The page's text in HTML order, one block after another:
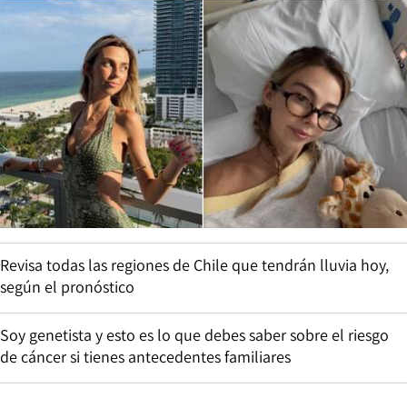
Revisa todas las regiones de Chile que tendrán lluvia hoy,
según el pronóstico
Soy genetista y esto es lo que debes saber sobre el riesgo
de cáncer si tienes antecedentes familiares